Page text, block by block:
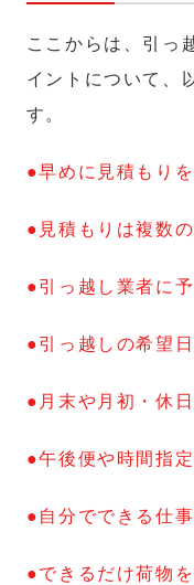
ここからは、引っ
イントについて、
す。
●早めに見積もり
●見積もりは複数
●引っ越し業者に
●引っ越しの希望
●月末や月初・休
●午後便や時間指
●自分でできる仕
●できるだけ荷物